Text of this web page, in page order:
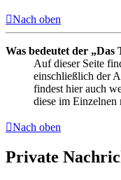
Nach oben
Was bedeutet der
Auf dieser Seite
einschließlich der
findest hier auch
diese im Einzelnen
Nach oben
Private